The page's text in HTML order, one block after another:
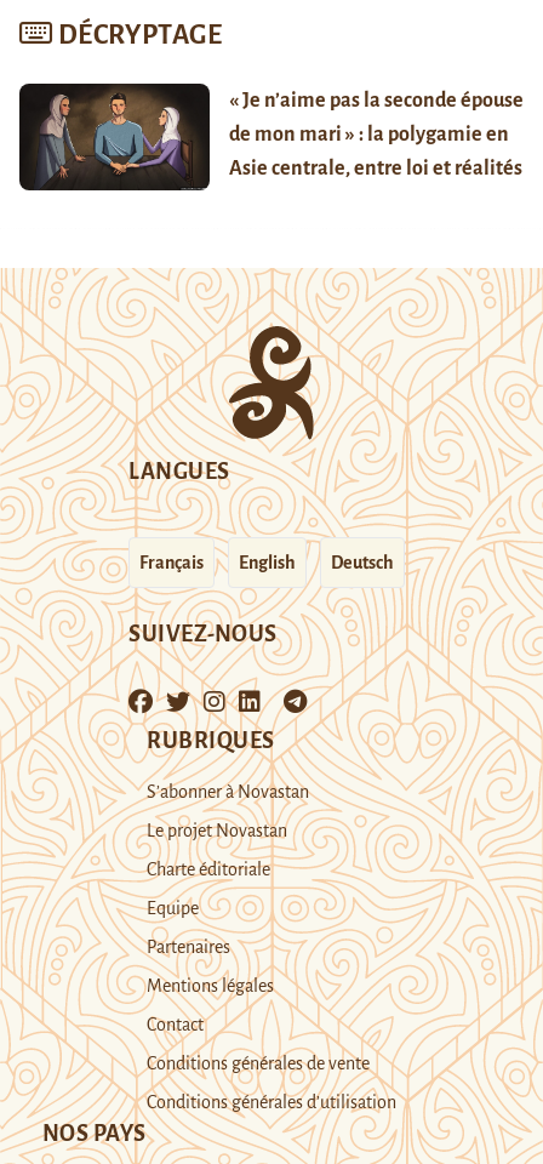
DÉCRYPTAGE
« Je n’aime pas la seconde épouse
de mon mari » : la polygamie en
Asie centrale, entre loi et réalités
LANGUES
Français English Deutsch
SUIVEZ-NOUS
RUBRIQUES
S’abonner à Novastan
Le projet Novastan
Charte éditoriale
Equipe
Partenaires
Mentions légales
Contact
Conditions générales de vente
Conditions générales d’utilisation
NOS PAYS